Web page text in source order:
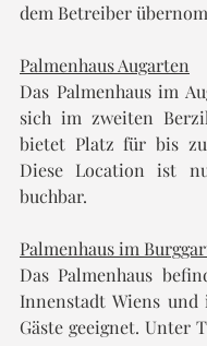
dem Betreiber
Palmenhaus Augarten
Das Palmenhaus im
sich im zweiten
bietet Platz für bis zu
Diese Location ist
buchbar.
Palmenhaus im
Das Palmenhaus
Innenstadt Wiens
Gäste geeignet. Unter